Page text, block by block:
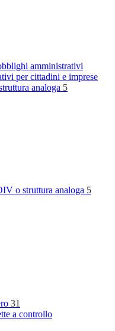
amministrativi
per cittadini e imprese
analoga 5
o struttura analoga 5
31
a controllo